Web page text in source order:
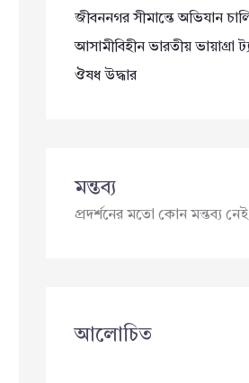
জীবননগর সীমান্তে অভিযান
আসামীবিহীন ভারতীয় ভায়াগ্রা
ঔষধ উদ্ধার
মন্তব্য
প্রদর্শনের মতো কোন মন্তব্য
আলোচিত